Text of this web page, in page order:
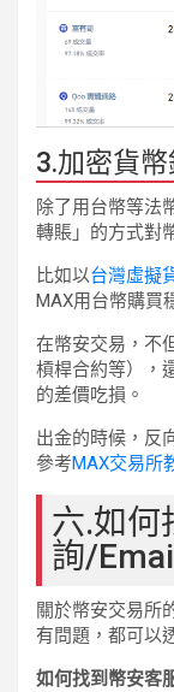
3.加密貨
除了用台幣等法
轉賬」的方式對
比如以台灣虛擬
MAX用台幣購買
在幣安交易，不
槓桿合約等），
的差價吃損。
出金的時候，反
參考MAX交易所
六.如何
詢/
關於幣安交易所
有問題，都可以
如何找到幣安客